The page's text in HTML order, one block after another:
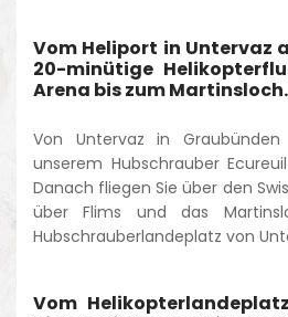
Vom Heliport in Untervaz
20-minütige
Arena bis zum Martinsloch.
Von Untervaz in
unserem Hubschrauber
Danach fliegen Sie über den
über Flims und das
Hubschrauberlandeplatz von
Vom